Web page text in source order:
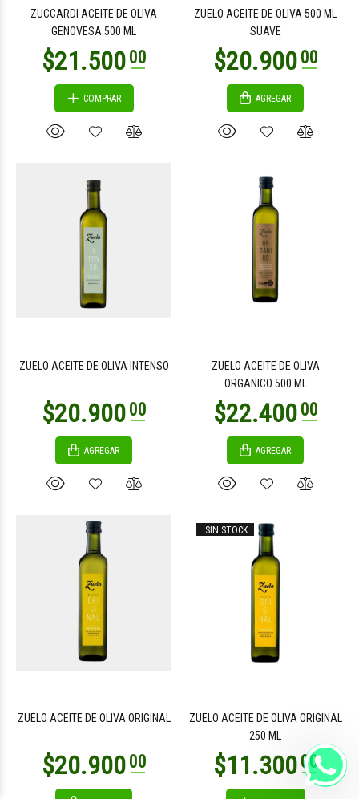
ZUCCARDI ACEITE DE OLIVA
GENOVESA 500 ML
COMPRAR
ZUELO ACEITE DE OLIVA 500 ML
SUAVE
AGREGAR
ZUELO ACEITE DE OLIVA INTENSO
AGREGAR
ZUELO ACEITE DE OLIVA
ORGANICO 500 ML
AGREGAR
ZUELO ACEITE DE OLIVA ORIGINAL
SIN STOCK
ZUELO ACEITE DE OLIVA ORIGINAL
250 ML